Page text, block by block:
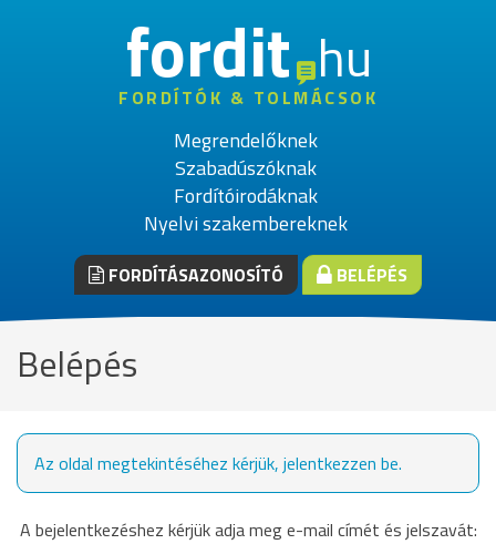
fordithu
FORDÍTÓK & TOLMÁCSOK
Megrendelőknek
Szabadúszóknak
Fordítóirodáknak
Nyelvi szakembereknek
FORDÍTÁSAZONOSÍTÓ BELÉPÉS
Belépés
Az oldal megtekintéséhez kérjük, jelentkezzen be.
A bejelentkezéshez kérjük adja meg e-mail címét és jelszavát: